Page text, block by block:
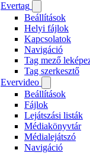
Evertag
Beállítások
Helyi fájlok
Kapcsolatok
Navigáció
Tag mező
Tag szerkesztő
Evervideo
Beállítások
Fájlok
Lejátszási listák
Médiakönyvtár
Médialejátszó
Navigáció